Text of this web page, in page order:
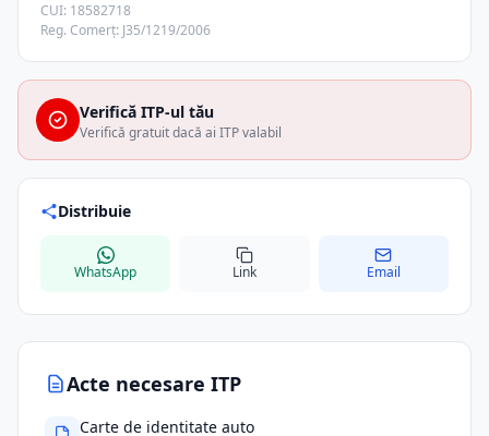
Acte necesare ITP
Carte de identitate auto
CUI: 18582718
Reg. Comerț: J35/1219/2006
Verifică ITP-ul tău
Verifică gratuit dacă ai ITP valabil
Distribuie
WhatsApp Link Email